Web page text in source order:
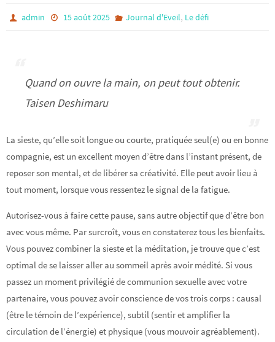
admin 15 août 2025 Journal d'Eveil, Le défi
Quand on ouvre la main, on peut tout obtenir.
Taisen Deshimaru
La sieste, qu’elle soit longue ou courte, pratiquée seul(e) ou en bonne
compagnie, est un excellent moyen d’être dans l’instant présent, de
reposer son mental, et de libérer sa créativité. Elle peut avoir lieu à
tout moment, lorsque vous ressentez le signal de la fatigue.
Autorisez-vous à faire cette pause, sans autre objectif que d’être bon
avec vous même. Par surcroît, vous en constaterez tous les bienfaits.
Vous pouvez combiner la sieste et la méditation, je trouve que c’est
optimal de se laisser aller au sommeil après avoir médité. Si vous
passez un moment privilégié de communion sexuelle avec votre
partenaire, vous pouvez avoir conscience de vos trois corps : causal
(être le témoin de l’expérience), subtil (sentir et amplifier la
circulation de l’énergie) et physique (vous mouvoir agréablement).